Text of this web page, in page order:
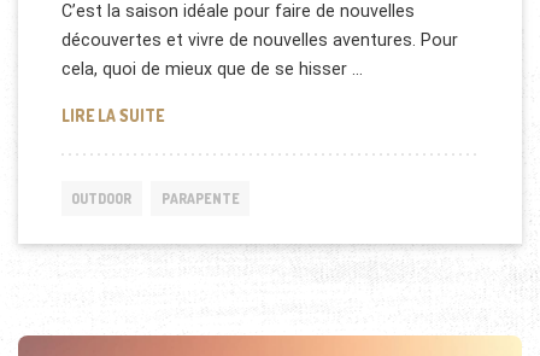
C’est la saison idéale pour faire de nouvelles
découvertes et vivre de nouvelles aventures. Pour
cela, quoi de mieux que de se hisser …
LIRE LA SUITEDÉCOUVREZ L’AUTOMNE DEPUIS LES CIEUX
OUTDOOR PARAPENTE